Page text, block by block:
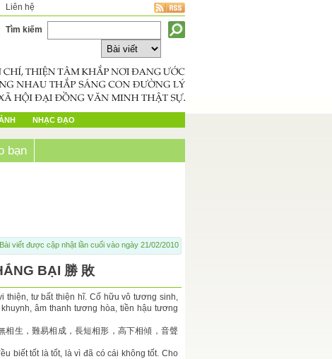
Liên hệ
Tìm kiếm
NHẠC ĐẠO
bạn
Bài viết được cập nhật lần cuối vào ngày 21/02/2010
BẠI 勝 敗
thiện, tư bất thiện hĩ. Cố hữu vô tương sinh,
âm thanh tương hòa, tiền hậu tương
相生，難易相成，長短相形，高下相傾，音聲
biết tốt là tốt, là vì đã có cái không tốt. Cho